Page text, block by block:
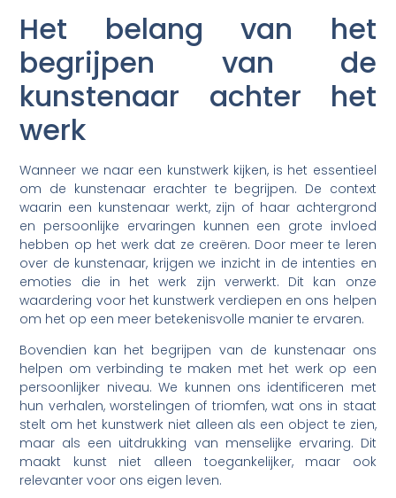
Het belang van het
begrijpen van de
kunstenaar achter het
werk
Wanneer we naar een kunstwerk kijken, is het essentieel
om de kunstenaar erachter te begrijpen. De context
waarin een kunstenaar werkt, zijn of haar achtergrond
en persoonlijke ervaringen kunnen een grote invloed
hebben op het werk dat ze creëren. Door meer te leren
over de kunstenaar, krijgen we inzicht in de intenties en
emoties die in het werk zijn verwerkt. Dit kan onze
waardering voor het kunstwerk verdiepen en ons helpen
om het op een meer betekenisvolle manier te ervaren.
Bovendien kan het begrijpen van de kunstenaar ons
helpen om verbinding te maken met het werk op een
persoonlijker niveau. We kunnen ons identificeren met
hun verhalen, worstelingen of triomfen, wat ons in staat
stelt om het kunstwerk niet alleen als een object te zien,
maar als een uitdrukking van menselijke ervaring. Dit
maakt kunst niet alleen toegankelijker, maar ook
relevanter voor ons eigen leven.